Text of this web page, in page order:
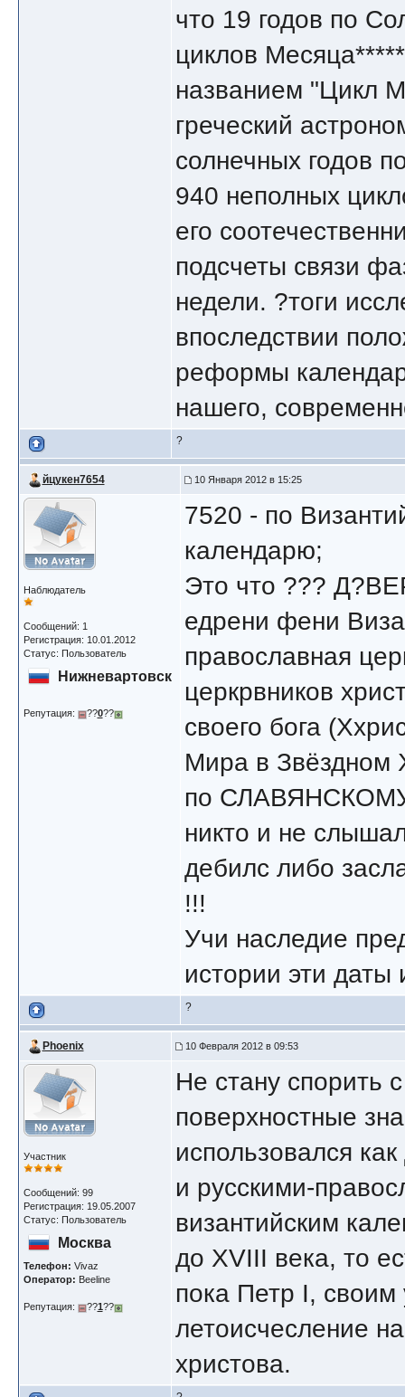
что 19 годов по
циклов
названием "Цикл
греческий
солнечных годов
940 неполных
его
подсчеты связи
недели. ?тоги
впоследствии
реформы
нашего,
?
йцукен7654 10 Января 2012 в 15:25
Наблюдатель
Сообщений: 1
Регистрация: 10.01.2012
Статус: Пользователь
Нижневартовск
Репутация: ??0??
7520 - по
календарю;
Это что ???
едрени фени
православная
церкрвников
своего бога
Мира в Звёздном
по СЛАВЯНСКОМУ
никто и не
дебилс либо
!!!
Учи наследие
истории эти
?
Phoenix 10 Февраля 2012 в 09:53
Участник
Сообщений: 99
Регистрация: 19.05.2007
Статус: Пользователь
Москва
Телефон: Vivaz
Оператор: Beeline
Репутация: ??1??
Не стану спорить
поверхностные
использовался
и русскими-
византийским
до XVIII века, то
пока Петр I, своим
летоисчесление
христова.